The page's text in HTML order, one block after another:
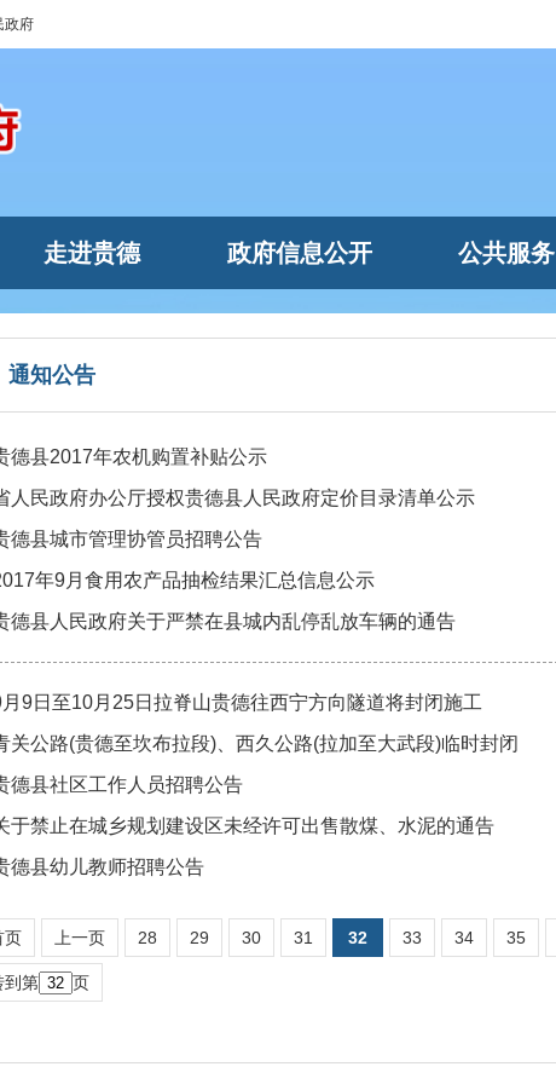
政府
走进贵德 政府信息公开 公共服务
通知公告
德县2017年农机购置补贴公示
人民政府办公厅授权贵德县人民政府定价目录清单公示
德县城市管理协管员招聘公告
年9月食用农产品抽检结果汇总信息公示
德县人民政府关于严禁在县城内乱停乱放车辆的通告
9日至10月25日拉脊山贵德往西宁方向隧道将封闭施工
关公路(贵德至坎布拉段)、西久公路(拉加至大武段)临时封闭
德县社区工作人员招聘公告
于禁止在城乡规划建设区未经许可出售散煤、水泥的通告
德县幼儿教师招聘公告
页 上一页 28 29 30 31 32 33 34 35
到第 页